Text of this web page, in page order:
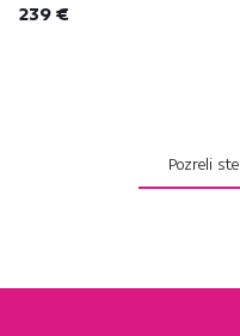
239 €
Pozreli ste